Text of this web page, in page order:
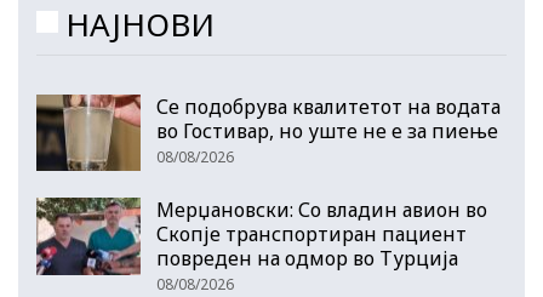
НАЈНОВИ
Се подобрува квалитетот на водата
во Гостивар, но уште не е за пиење
08/08/2026
Мерџановски: Со владин авион во
Скопје транспортиран пациент
повреден на одмор во Турција
08/08/2026